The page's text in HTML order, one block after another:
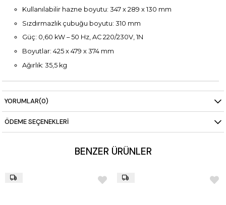
Kullanılabilir hazne boyutu: 347 x 289 x 130 mm
Sızdırmazlık çubuğu boyutu: 310 mm
Güç: 0,60 kW – 50 Hz, AC 220/230V, 1N
Boyutlar: 425 x 479 x 374 mm
Ağırlık: 35,5 kg
YORUMLAR(0)
ÖDEME SEÇENEKLERI
BENZER ÜRÜNLER